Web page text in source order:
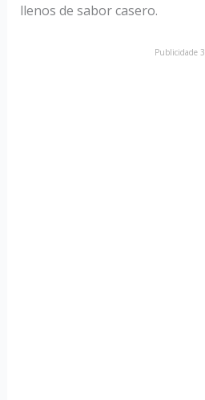
llenos de sabor casero.
Publicidade 3